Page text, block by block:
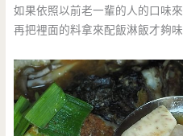
如果依照以前老一輩的人的口味
再把裡面的料拿來配飯淋飯才夠味